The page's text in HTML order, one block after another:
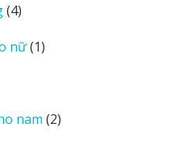
44
phẩm
nữ 11
nam 22